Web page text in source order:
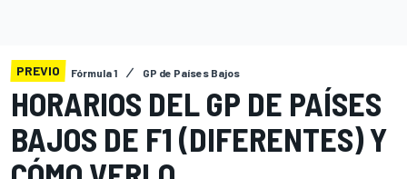
PREVIO Fórmula 1 GP de Países Bajos
HORARIOS DEL GP DE PAÍSES
BAJOS DE F1 (DIFERENTES) Y